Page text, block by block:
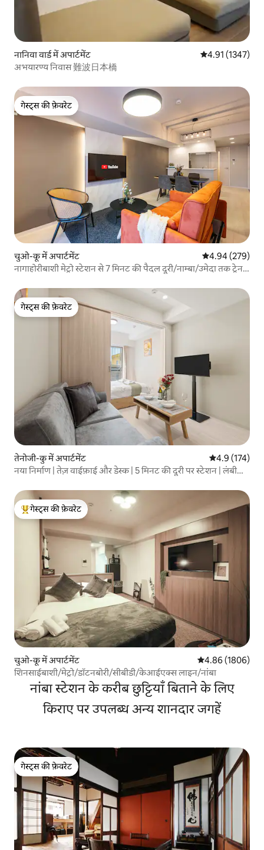
नानिवा वार्ड में अपार्टमेंट औसत रेटिंग 5 में से
4.91 (1347)
अभयारण्य निवास 難波日本橋
गेस्ट्स की फ़ेवरेट
गेस्ट्स की फ़ेवरेट
चुओ-कू में अपार्टमेंट औसत रेटिंग 5 में से
4.94 (279)
नागाहोरीबाशी मेट्रो स्टेशन से 7 मिनट की पैदल दूरी/नाम्बा/उमेदा तक ट्रेन
गेस्ट्स की फ़ेवरेट
गेस्ट्स की फ़ेवरेट
तेनोजी-कु में अपार्टमेंट औसत रेटिंग 5 में
4.9 (174)
नया निर्माण | तेज़ वाईफ़ाई और डेस्क | 5 मिनट की दूरी पर स्टेशन | लंबी
गेस्ट्स का टॉप फ़ेवरेट
गेस्ट्स की फ़ेवरेट
चुओ-कू में अपार्टमेंट औसत रेटिंग 5 में से
4.86 (1806)
शिनसाईबाशी/मेट्रो/डॉटनबोरी/सीबीडी/केआईएक्स लाइन/नांबा
नांबा स्टेशन के करीब छुट्टियाँ बिताने के लिए
किराए पर उपलब्ध अन्य शानदार जगहें
गेस्ट्स की फ़ेवरेट
गेस्ट्स की फ़ेवरेट